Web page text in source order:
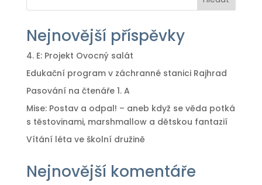
Nejnovější příspěvky
4. E: Projekt Ovocný salát
Edukační program v záchranné stanici Rajhrad
Pasování na čtenáře 1. A
Mise: Postav a odpal! – aneb když se věda potká
s těstovinami, marshmallow a dětskou fantazií
Vítání léta ve školní družině
Nejnovější komentáře